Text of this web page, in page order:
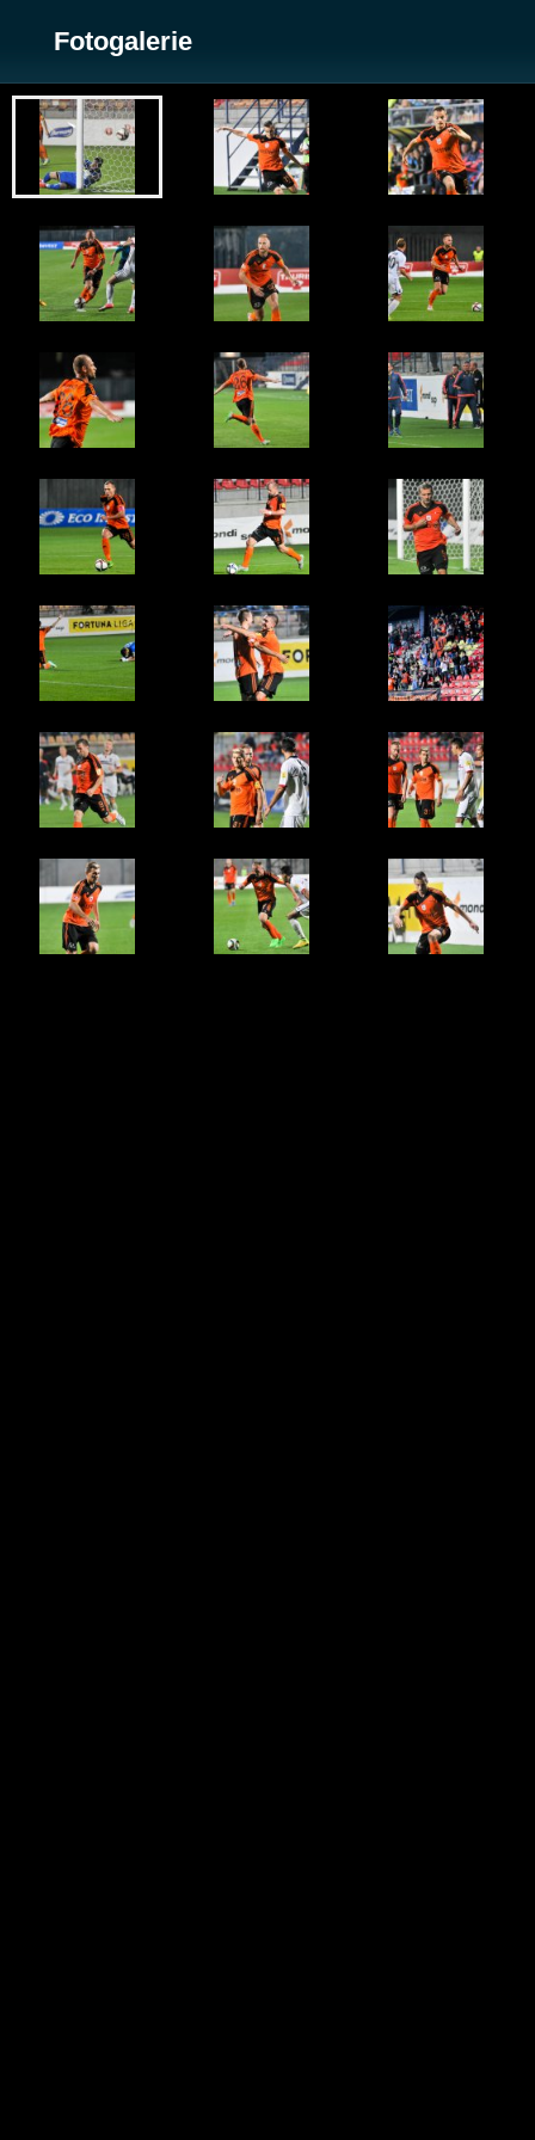
Zobrazit galerii
Fotogalerie